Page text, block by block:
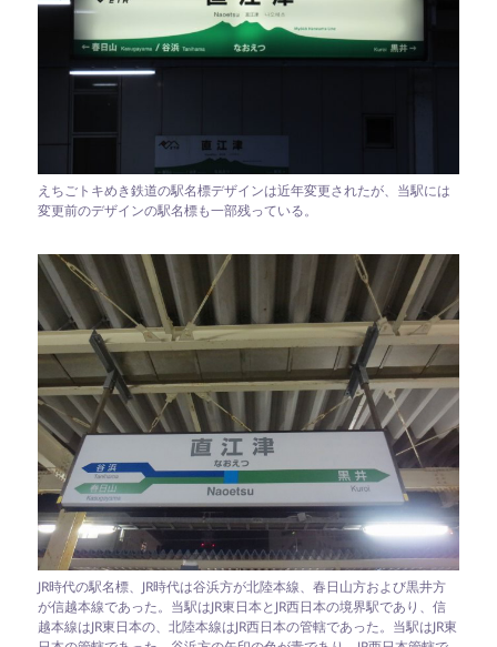
えちごトキめき鉄道の駅名標デザインは近年変更されたが、当駅には
変更前のデザインの駅名標も一部残っている。
JR時代の駅名標、JR時代は谷浜方が北陸本線、春日山方および黒井方
が信越本線であった。当駅はJR東日本とJR西日本の境界駅であり、信
越本線はJR東日本の、北陸本線はJR西日本の管轄であった。当駅はJR東